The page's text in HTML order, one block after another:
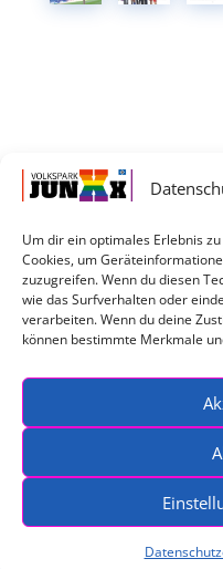
Um dir ein optimales Erlebnis
Cookies, um
zuzugreifen. Wenn du diesen
wie das Surfverhalten oder
verarbeiten. Wenn du deine
können bestimmte Merkmale
Service
Impressum